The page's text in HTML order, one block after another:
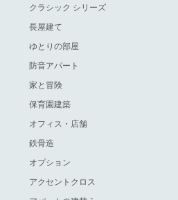
クラシック シリーズ
長屋建て
ゆとりの部屋
防音アパート
家と冒険
保育園建築
オフィス・店舗
鉄骨造
オプション
アクセントクロス